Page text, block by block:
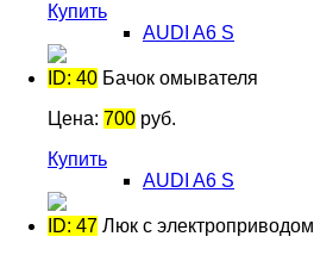
Купить
AUDI A6 S
ID: 40 Бачок омывателя
Цена: 700 руб.
Купить
AUDI A6 S
ID: 47 Люк с электроприводом